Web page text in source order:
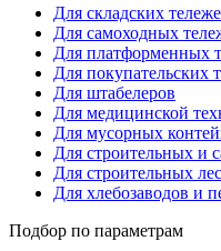
Для складских
Для самоходных
Для платформенных
Для покупательских
Для штабелеров
Для медицинской
Для мусорных
Для строительных и
Для строительных
Для хлебозаводов и
Подбор по параметрам